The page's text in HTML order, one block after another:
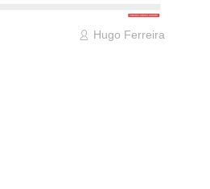
Hugo Ferreira